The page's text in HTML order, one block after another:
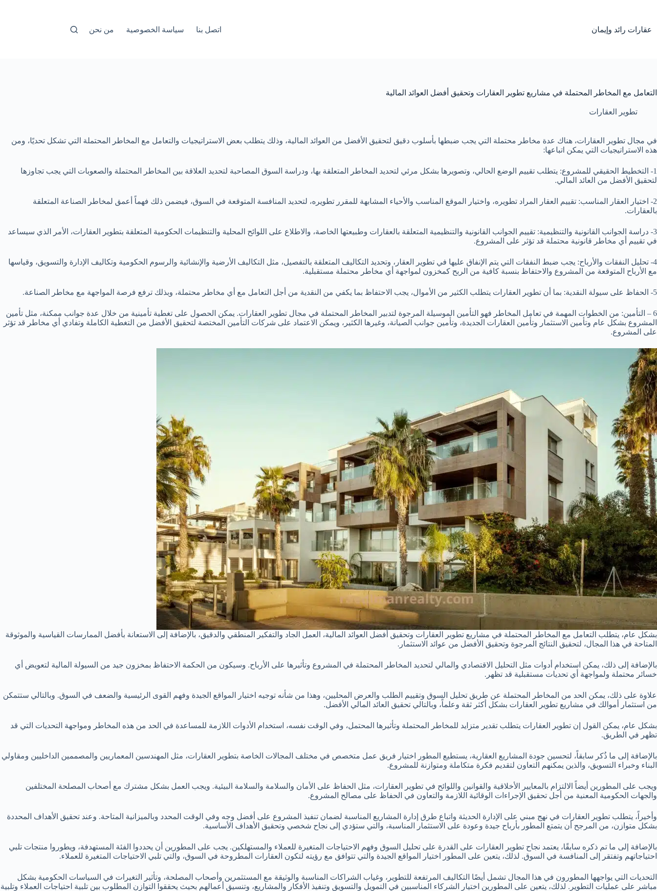
عقارات رائد وإيمان اتصل بنا سياسة الخصوصية من نحن
التعامل مع المخاطر المحتملة في مشاريع تطوير العقارات وتحقيق أفضل العوائد المالية
تطوير العقارات
في مجال تطوير العقارات، هناك عدة مخاطر محتملة التي يجب ضبطها بأسلوب دقيق لتحقيق الأفضل من العوائد المالية، وذلك يتطلب بعض الاستراتيجيات والتعامل مع المخاطر المحتملة التي تشكل تحديًا، ومن
هذه الاستراتيجيات التي يمكن اتباعها:
1- التخطيط الحقيقي للمشروع: يتطلب تقييم الوضع الحالي، وتصويرها بشكل مرئي لتحديد المخاطر المتعلقة بها، ودراسة السوق المصاحبة لتحديد العلاقة بين المخاطر المحتملة والصعوبات التي يجب تجاوزها
لتحقيق الأفضل من العائد المالي.
2- اختيار العقار المناسب: تقييم العقار المراد تطويره، واختيار الموقع المناسب والأحياء المشابهة للمقرر تطويره، لتحديد المنافسة المتوقعة في السوق، فيضمن ذلك فهماً أعمق لمخاطر الصناعة المتعلقة
بالعقارات.
3- دراسة الجوانب القانونية والتنظيمية: تقييم الجوانب القانونية والتنظيمية المتعلقة بالعقارات وطبيعتها الخاصة، والاطلاع على اللوائح المحلية والتنظيمات الحكومية المتعلقة بتطوير العقارات، الأمر الذي سيساعد
في تقييم أي مخاطر قانونية محتملة قد تؤثر على المشروع.
4- تحليل النفقات والأرباح: يجب ضبط النفقات التي يتم الإنفاق عليها في تطوير العقار، وتحديد التكاليف المتعلقة بالتفصيل، مثل التكاليف الأرضية والإنشائية والرسوم الحكومية وتكاليف الإدارة والتسويق، وقياسها
مع الأرباح المتوقعة من المشروع والاحتفاظ بنسبة كافية من الربح كمخزون لمواجهة أي مخاطر محتملة مستقبلية.
5- الحفاظ على سيولة النقدية: بما أن تطوير العقارات يتطلب الكثير من الأموال، يجب الاحتفاظ بما يكفي من النقدية من أجل التعامل مع أي مخاطر محتملة، وبذلك ترفع فرصة المواجهة مع مخاطر الصناعة.
6 – التأمين: من الخطوات المهمة في تعامل المخاطر فهو التأمين الموسيلة المرجوة لتدبير المخاطر المحتملة في مجال تطوير العقارات. يمكن الحصول على تغطية تأمينية من خلال عدة جوانب ممكنة، مثل تأمين
المشروع بشكل عام وتأمين الاستثمار وتأمين العقارات الجديدة، وتأمين جوانب الصيانة، وغيرها الكثير، ويمكن الاعتماد على شركات التأمين المختصة لتحقيق الأفضل من التغطية الكاملة وتفادي أي مخاطر قد تؤثر
على المشروع.
بشكل عام، يتطلب التعامل مع المخاطر المحتملة في مشاريع تطوير العقارات وتحقيق أفضل العوائد المالية، العمل الجاد والتفكير المنطقي والدقيق، بالإضافة إلى الاستعانة بأفضل الممارسات القياسية والموثوقة
المتاحة في هذا المجال، لتحقيق النتائج المرجوة وتحقيق الأفضل من عوائد الاستثمار.
بالإضافة إلى ذلك، يمكن استخدام أدوات مثل التحليل الاقتصادي والمالي لتحديد المخاطر المحتملة في المشروع وتأثيرها على الأرباح. وسيكون من الحكمة الاحتفاظ بمخزون جيد من السيولة المالية لتعويض أي
خسائر محتملة ولمواجهة أي تحديات مستقبلية قد تظهر.
علاوة على ذلك، يمكن الحد من المخاطر المحتملة عن طريق تحليل السوق وتقييم الطلب والعرض المحليين، وهذا من شأنه توجيه اختيار المواقع الجيدة وفهم القوى الرئيسية والضعف في السوق. وبالتالي ستتمكن
من استثمار أموالك في مشاريع تطوير العقارات بشكل أكثر ثقة وعلماً، وبالتالي تحقيق العائد المالي الأفضل.
بشكل عام، يمكن القول إن تطوير العقارات يتطلب تقدير متزايد للمخاطر المحتملة وتأثيرها المحتمل، وفي الوقت نفسه، استخدام الأدوات اللازمة للمساعدة في الحد من هذه المخاطر ومواجهة التحديات التي قد
تظهر في الطريق.
بالإضافة إلى ما ذُكر سابقاً، لتحسين جودة المشاريع العقارية، يستطيع المطور اختيار فريق عمل متخصص في مختلف المجالات الخاصة بتطوير العقارات، مثل المهندسين المعماريين والمصممين الداخليين ومقاولي
البناء وخبراء التسويق، والذين يمكنهم التعاون لتقديم فكرة متكاملة ومتوازنة للمشروع.
ويجب على المطورين أيضاً الالتزام بالمعايير الأخلاقية والقوانين واللوائح في تطوير العقارات، مثل الحفاظ على الأمان والسلامة والسلامة البيئية. ويجب العمل بشكل مشترك مع أصحاب المصلحة المختلفين
والجهات الحكومية المعنية من أجل تحقيق الإجراءات الوقائية اللازمة والتعاون في الحفاظ على مصالح المشروع.
وأخيراً، يتطلب تطوير العقارات في نهج مبني على الإدارة الحديثة واتباع طرق إدارة المشاريع المناسبة لضمان تنفيذ المشروع على أفضل وجه وفي الوقت المحدد وبالميزانية المتاحة. وعند تحقيق الأهداف المحددة
بشكل متوازن، من المرجح أن يتمتع المطور بأرباح جيدة وعودة على الاستثمار المناسبة، والتي ستؤدي إلى نجاح شخصي وتحقيق الأهداف الأساسية.
بالإضافة إلى ما تم ذكره سابقًا، يعتمد نجاح تطوير العقارات على القدرة على تحليل السوق وفهم الاحتياجات المتغيرة للعملاء والمستهلكين. يجب على المطورين أن يحددوا الفئة المستهدفة، ويطوروا منتجات تلبي
احتياجاتهم وتفتقر إلى المنافسة في السوق. لذلك، يتعين على المطور اختيار المواقع الجيدة والتي تتوافق مع رؤيته لتكون العقارات المطروحة في السوق، والتي تلبي الاحتياجات المتغيرة للعملاء.
التحديات التي يواجهها المطورون في هذا المجال تشمل أيضًا التكاليف المرتفعة للتطوير، وغياب الشراكات المناسبة والوثيقة مع المستثمرين وأصحاب المصلحة، وتأثير التغيرات في السياسات الحكومية بشكل
مباشر على عمليات التطوير. لذلك، يتعين على المطورين اختيار الشركاء المناسبين في التمويل والتسويق وتنفيذ الأفكار والمشاريع، وتنسيق أعمالهم بحيث يحققوا التوازن المطلوب بين تلبية احتياجات العملاء وتلبية